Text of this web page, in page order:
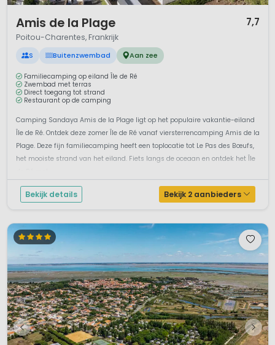
Amis de la Plage 7,7
Poitou-Charentes, Frankrijk
S Buitenzwembad Aan zee
Familiecamping op eiland Île de Ré
Zwembad met terras
Direct toegang tot strand
Restaurant op de camping
Camping Sandaya Amis de la Plage ligt op het populaire vakantie-eiland
Île de Ré. Ontdek deze zomer Île de Ré vanaf viersterrencamping Amis de la
Plage. Deze fijn familiecamping heeft een toplocatie tot Le Pas des Bœufs,
het mooiste strand van het eiland. Fiets langs de oceaan en ontdek het Île
Bekijk details Bekijk 2 aanbieders